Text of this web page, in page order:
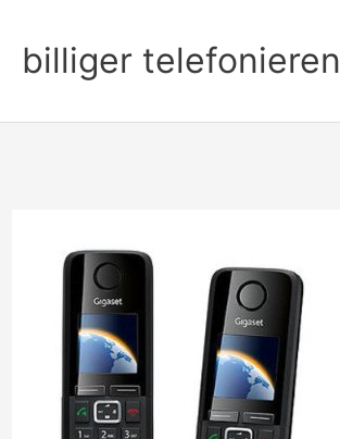
Inhalt
springen
billiger telefonieren